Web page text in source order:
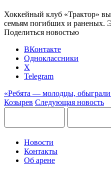
Хоккейный клуб «Трактор»
семьям погибших и раненых.
Поделиться новостью
ВКонтакте
Одноклассники
X
Telegram
«Ребята — молодцы,
Козырев Следующая новость
Новости
Контакты
Об арене